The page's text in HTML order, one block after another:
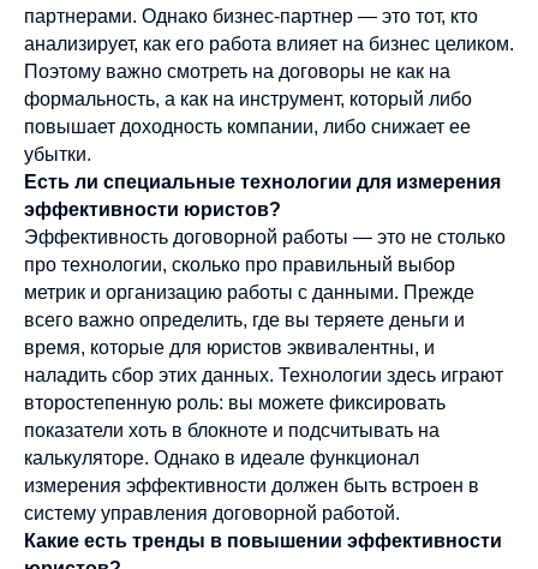
партнерами. Однако бизнес-партнер — это тот, кто
анализирует, как его работа влияет на бизнес целиком.
Поэтому важно смотреть на договоры не как на
формальность, а как на инструмент, который либо
повышает доходность компании, либо снижает ее
убытки.
Есть ли специальные технологии для измерения
эффективности юристов?
Эффективность договорной работы — это не столько
про технологии, сколько про правильный выбор
метрик и организацию работы с данными. Прежде
всего важно определить, где вы теряете деньги и
время, которые для юристов эквивалентны, и
наладить сбор этих данных. Технологии здесь играют
второстепенную роль: вы можете фиксировать
показатели хоть в блокноте и подсчитывать на
калькуляторе. Однако в идеале функционал
измерения эффективности должен быть встроен в
систему управления договорной работой.
Какие есть тренды в повышении эффективности